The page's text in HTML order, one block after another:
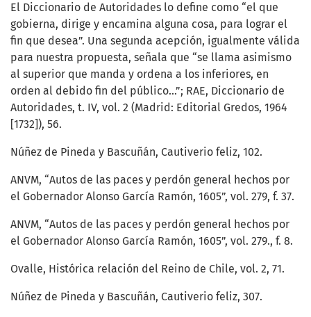
El Diccionario de Autoridades lo define como “el que
gobierna, dirige y encamina alguna cosa, para lograr el
fin que desea”. Una segunda acepción, igualmente válida
para nuestra propuesta, señala que “se llama asimismo
al superior que manda y ordena a los inferiores, en
orden al debido fin del público...”; RAE, Diccionario de
Autoridades, t. IV, vol. 2 (Madrid: Editorial Gredos, 1964
[1732]), 56.
Núñez de Pineda y Bascuñán, Cautiverio feliz, 102.
ANVM, “Autos de las paces y perdón general hechos por
el Gobernador Alonso García Ramón, 1605”, vol. 279, f. 37.
ANVM, “Autos de las paces y perdón general hechos por
el Gobernador Alonso García Ramón, 1605”, vol. 279., f. 8.
Ovalle, Histórica relación del Reino de Chile, vol. 2, 71.
Núñez de Pineda y Bascuñán, Cautiverio feliz, 307.